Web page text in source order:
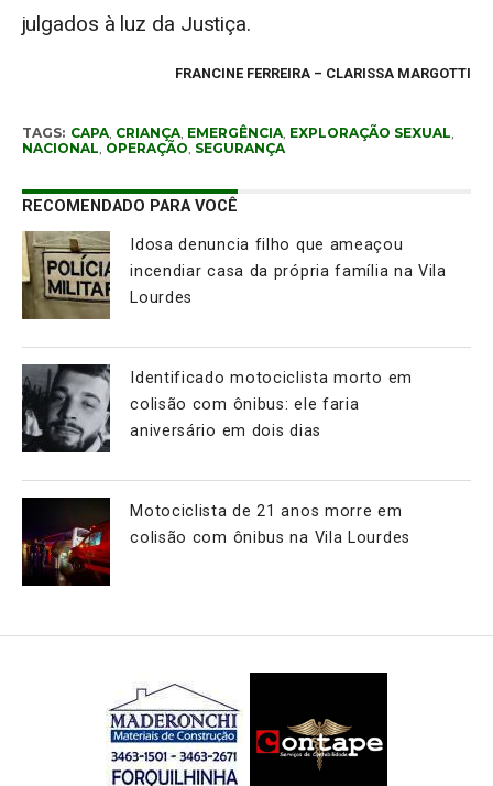
julgados à luz da Justiça.
FRANCINE FERREIRA – CLARISSA MARGOTTI
TAGS: CAPA, CRIANÇA, EMERGÊNCIA, EXPLORAÇÃO SEXUAL
NACIONAL OPERAÇÃO SEGURANÇA
RECOMENDADO PARA VOCÊ
Idosa denuncia filho que ameaçou
incendiar casa da própria família na Vila
Lourdes
Identificado motociclista morto em
colisão com ônibus: ele faria
aniversário em dois dias
Motociclista de 21 anos morre em
colisão com ônibus na Vila Lourdes